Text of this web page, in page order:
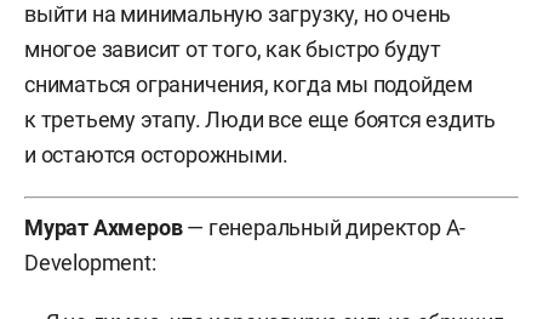
выйти на минимальную загрузку, но очень
многое зависит от того, как быстро будут
сниматься ограничения, когда мы подойдем
к третьему этапу. Люди все еще боятся ездить
и остаются осторожными.
Мурат Ахмеров— генеральный директор A-
Development: